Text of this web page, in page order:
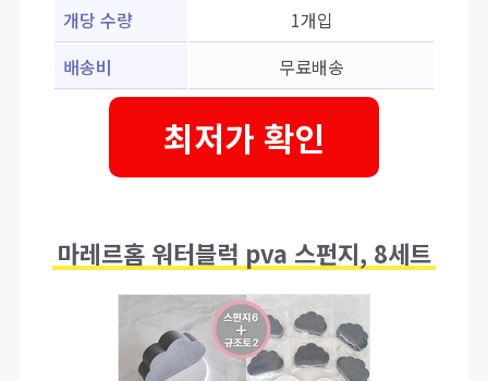
개당 수량
1개입
배송비
무료배송
최저가 확인
마레르홈 워터블럭 pva 스펀지, 8세트